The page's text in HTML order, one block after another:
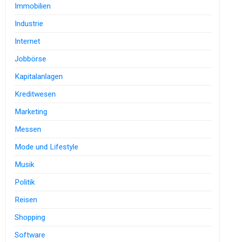
Immobilien
Industrie
Internet
Jobbörse
Kapitalanlagen
Kreditwesen
Marketing
Messen
Mode und Lifestyle
Musik
Politik
Reisen
Shopping
Software